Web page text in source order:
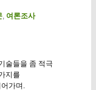
, 여론조사
술들을 좀 적극
지를
가며.